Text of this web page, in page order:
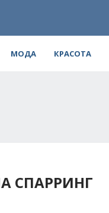
МОДА КРАСОТА
СПАРРИНГ